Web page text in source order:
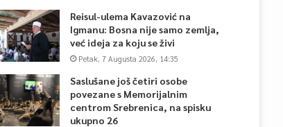
Reisul-ulema Kavazović na
Igmanu: Bosna nije samo zemlja,
već ideja za koju se živi
Petak, 7 Augusta 2026, 14:35
Saslušane još četiri osobe
povezane s Memorijalnim
centrom Srebrenica, na spisku
ukupno 26